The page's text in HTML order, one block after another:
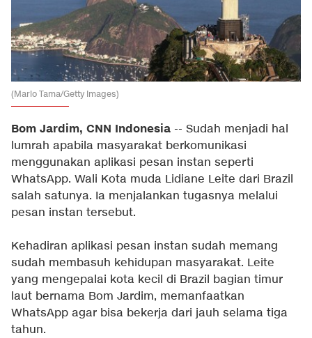
(Mario Tama/Getty Images)
Bom Jardim, CNN Indonesia -- Sudah menjadi hal
lumrah apabila masyarakat berkomunikasi
menggunakan aplikasi pesan instan seperti
WhatsApp. Wali Kota muda Lidiane Leite dari Brazil
salah satunya. Ia menjalankan tugasnya melalui
pesan instan tersebut.
Kehadiran aplikasi pesan instan sudah memang
sudah membasuh kehidupan masyarakat. Leite
yang mengepalai kota kecil di Brazil bagian timur
laut bernama Bom Jardim, memanfaatkan
WhatsApp agar bisa bekerja dari jauh selama tiga
tahun.